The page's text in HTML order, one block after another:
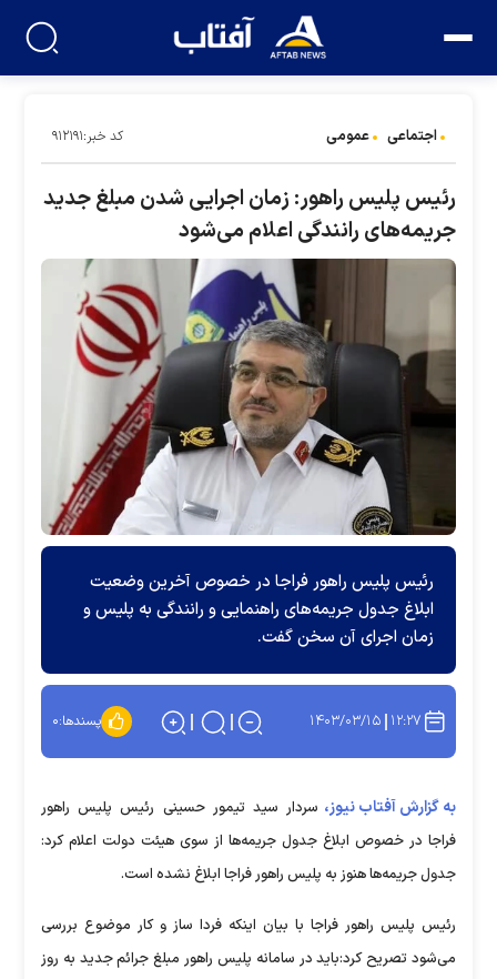
اجتماعی عمومی کد خبر:۹۱۲۱۹۱
رئیس پلیس راهور: زمان اجرایی شدن مبلغ جدید
جریمه‌های رانندگی اعلام می‌شود
رئیس پلیس راهور فراجا در خصوص آخرین وضعیت
ابلاغ جدول جریمه‌های راهنمایی و رانندگی به پلیس و
زمان اجرای آن سخن گفت.
۱۲:۲۷ ۱۴۰۳/۰۳/۱۵ پسندها:۰
به گزارش آفتاب نیوز، سردار سید تیمور حسینی رئیس پلیس راهور
فراجا در خصوص ابلاغ جدول جریمه‌ها از سوی هیئت دولت اعلام کرد:
جدول جریمه‌ها هنوز به پلیس راهور فراجا ابلاغ نشده است.
رئیس پلیس راهور فراجا با بیان اینکه فردا ساز و کار موضوع بررسی
می‌شود تصریح کرد:باید در سامانه پلیس راهور مبلغ جرائم جدید به روز